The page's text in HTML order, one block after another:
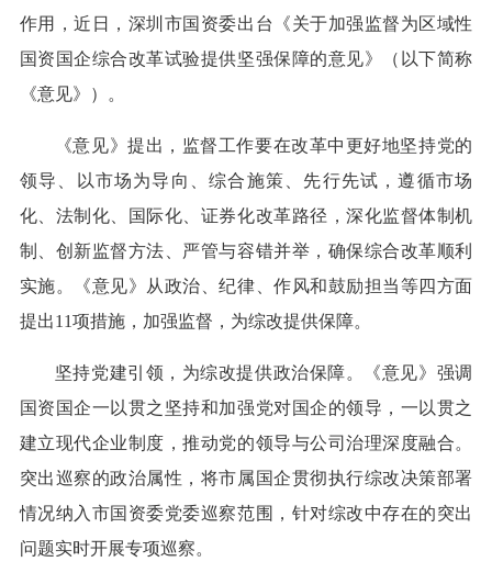
作用，近日，深圳市国资委出台《关于加强监督为区域性
国资国企综合改革试验提供坚强保障的意见》（以下简称
《意见》）。
《意见》提出，监督工作要在改革中更好地坚持党的
领导、以市场为导向、综合施策、先行先试，遵循市场
化、法制化、国际化、证券化改革路径，深化监督体制机
制、创新监督方法、严管与容错并举，确保综合改革顺利
实施。《意见》从政治、纪律、作风和鼓励担当等四方面
提出11项措施，加强监督，为综改提供保障。
坚持党建引领，为综改提供政治保障。《意见》强调
国资国企一以贯之坚持和加强党对国企的领导，一以贯之
建立现代企业制度，推动党的领导与公司治理深度融合。
突出巡察的政治属性，将市属国企贯彻执行综改决策部署
情况纳入市国资委党委巡察范围，针对综改中存在的突出
问题实时开展专项巡察。